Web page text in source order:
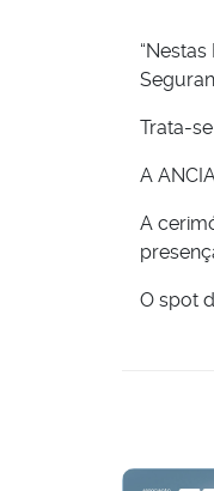
Trata-
A
A
O spot